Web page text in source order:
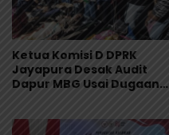
Ketua Komisi D DPRK
Jayapura Desak Audit
Dapur MBG Usai Dugaan